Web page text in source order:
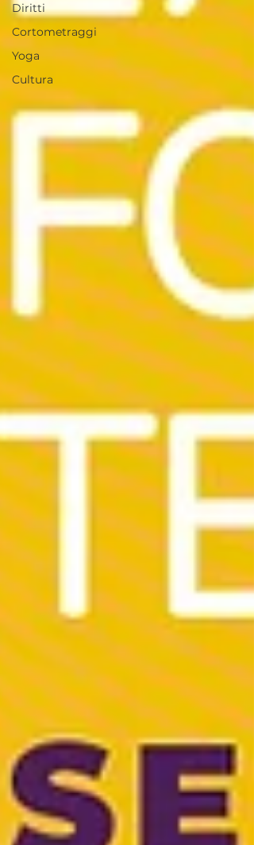
Diritti
Cortometraggi
Yoga
Cultura